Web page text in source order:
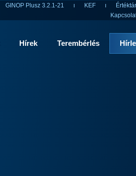
GINOP Plusz 3.2.1-21 KEF
Értéktár
Hírek Terembérlés